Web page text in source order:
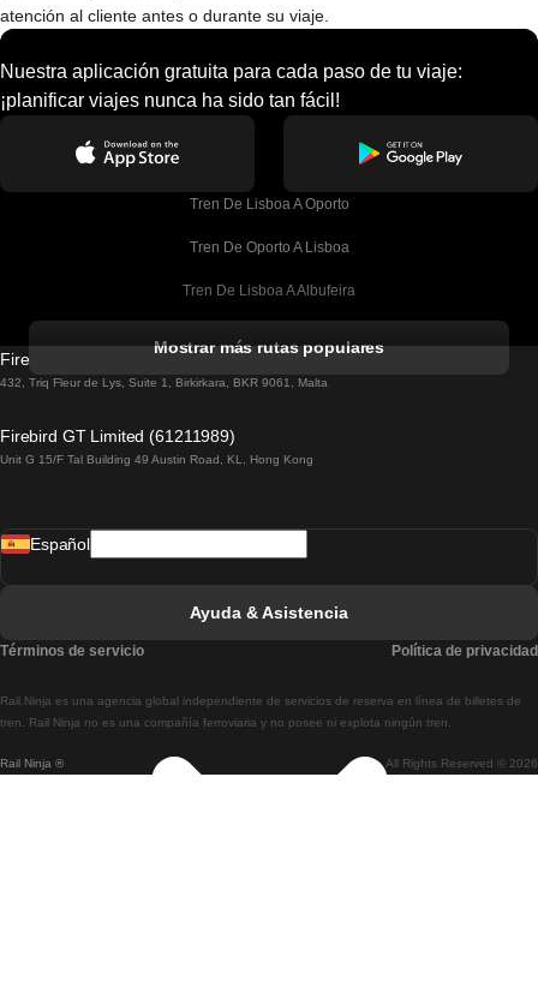
atención al cliente antes o durante su viaje.
Nuestra aplicación gratuita para cada paso de tu viaje:
¡planificar viajes nunca ha sido tan fácil!
Tren De Lisboa A Oporto
Tren De Oporto A Lisboa
Tren De Lisboa A Albufeira
Tren De Lisboa A Lagos
Tren De Lisboa A Madrid
Tren De Lisboa A Braga
Tren De Braga A Lisboa
Mostrar más rutas populares
Firebird GT Limited (OC 1451)
432, Triq Fleur de Lys, Suite 1, Birkirkara, BKR 9061, Malta
Firebird GT Limited (61211989)
Unit G 15/F Tal Building 49 Austin Road, KL, Hong Kong
Rail Ninja ® All Rights Reserved © 2026
Rail.Ninja es una agencia global independiente de servicios de reserva en línea de billetes de
tren. Rail Ninja no es una compañía ferroviaria y no posee ni explota ningún tren.
Español
Ayuda & Asistencia
Términos de servicio Política de privacidad